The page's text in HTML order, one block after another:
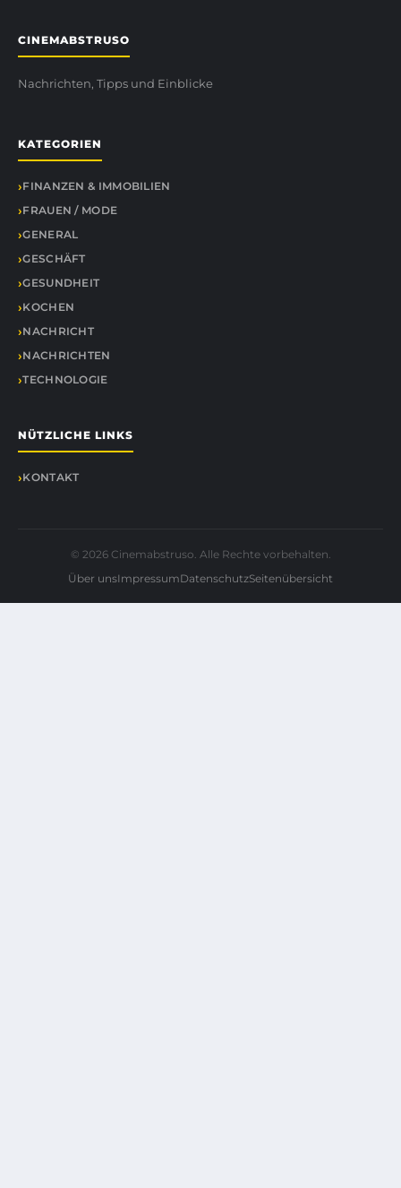
CINEMABSTRUSO
Nachrichten, Tipps und Einblicke
KATEGORIEN
FINANZEN & IMMOBILIEN
FRAUEN / MODE
GENERAL
GESCHÄFT
GESUNDHEIT
KOCHEN
NACHRICHT
NACHRICHTEN
TECHNOLOGIE
NÜTZLICHE LINKS
KONTAKT
© 2026 Cinemabstruso. Alle Rechte vorbehalten.
Über unsImpressumDatenschutzSeitenübersicht